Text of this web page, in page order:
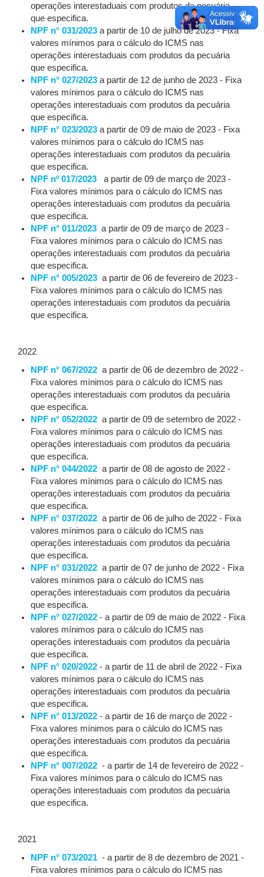
operações interestaduais com produtos da pecuária
que especifica.
NPF n° 031/2023 a partir de 10 de julho de 2023 - Fixa
valores mínimos para o cálculo do ICMS nas
operações interestaduais com produtos da pecuária
que especifica.
NPF n° 027/2023 a partir de 12 de junho de 2023 - Fixa
valores mínimos para o cálculo do ICMS nas
operações interestaduais com produtos da pecuária
que especifica.
NPF n° 023/2023 a partir de 09 de maio de 2023 - Fixa
valores mínimos para o cálculo do ICMS nas
operações interestaduais com produtos da pecuária
que especifica.
NPF nº 017/2023
a partir de 09 de março de 2023 -
Fixa valores mínimos para o cálculo do ICMS nas
operações interestaduais com produtos da pecuária
que especifica.
NPF n° 011/2023 a partir de 09 de março de 2023 -
Fixa valores mínimos para o cálculo do ICMS nas
operações interestaduais com produtos da pecuária
que especifica.
NPF n° 005/2023 a partir de 06 de fevereiro de 2023 -
Fixa valores mínimos para o cálculo do ICMS nas
operações interestaduais com produtos da pecuária
que especifica.
2022
NPF n° 067/2022 a partir de 06 de dezembro de 2022 -
Fixa valores mínimos para o cálculo do ICMS nas
operações interestaduais com produtos da pecuária
que especifica.
NPF n° 052/2022 a partir de 09 de setembro de 2022 -
Fixa valores mínimos para o cálculo do ICMS nas
operações interestaduais com produtos da pecuária
que especifica.
NPF n° 044/2022 a partir de 08 de agosto de 2022 -
Fixa valores mínimos para o cálculo do ICMS nas
operações interestaduais com produtos da pecuária
que especifica.
NPF n° 037/2022 a partir de 06 de julho de 2022 - Fixa
valores mínimos para o cálculo do ICMS nas
operações interestaduais com produtos da pecuária
que especifica.
NPF n° 031/2022 a partir de 07 de junho de 2022 - Fixa
valores mínimos para o cálculo do ICMS nas
operações interestaduais com produtos da pecuária
que especifica.
NPF n° 027/2022 - a partir de 09 de maio de 2022 - Fixa
valores mínimos para o cálculo do ICMS nas
operações interestaduais com produtos da pecuária
que especifica.
NPF n° 020/2022 - a partir de 11 de abril de 2022 - Fixa
valores mínimos para o cálculo do ICMS nas
operações interestaduais com produtos da pecuária
que especifica.
NPF n° 013/2022 - a partir de 16 de março de 2022 -
Fixa valores mínimos para o cálculo do ICMS nas
operações interestaduais com produtos da pecuária
que especifica.
NPF n° 007/2022 - a partir de 14 de fevereiro de 2022 -
Fixa valores mínimos para o cálculo do ICMS nas
operações interestaduais com produtos da pecuária
que especifica.
2021
NPF n° 073/2021 - a partir de 8 de dezembro de 2021 -
Fixa valores mínimos para o cálculo do ICMS nas